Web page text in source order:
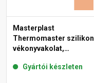
Masterplast
Thermomaster szilikon
vékonyvakolat,
11-C 25 kg
Gyártói készleten